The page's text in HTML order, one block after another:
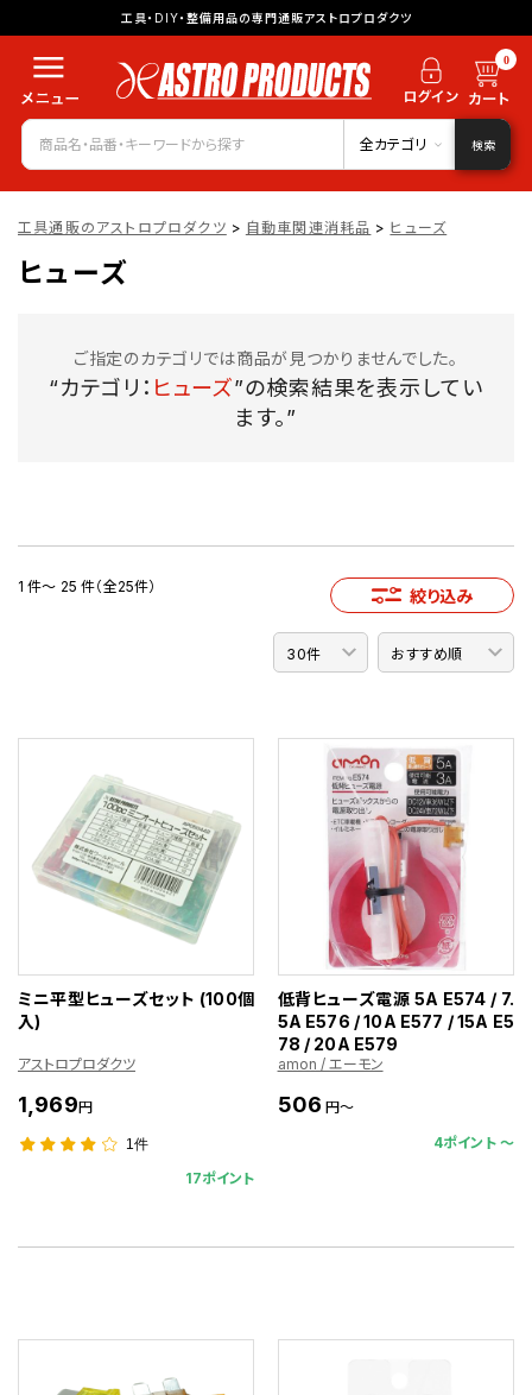
工具・DIY・整備用品の専門通販アストロプロダクツ
0
全カテゴリ 検索
工具通販のアストロプロダクツ > 自動車関連消耗品 > ヒューズ
ヒューズ
ご指定のカテゴリでは商品が見つかりませんでした。
“カテゴリ： ヒューズ”の検索結果を表示してい
ます。”
1 件～ 25 件（全25件） 絞り込み
ミニ平型ヒューズセット (100個
入)
アストロプロダクツ
1,969円
1件
17ポイント
低背ヒューズ電源 5A E574 / 7.
5A E576 / 10A E577 / 15A E5
78 / 20A E579
amon / エーモン
506 円～
4ポイント 〜